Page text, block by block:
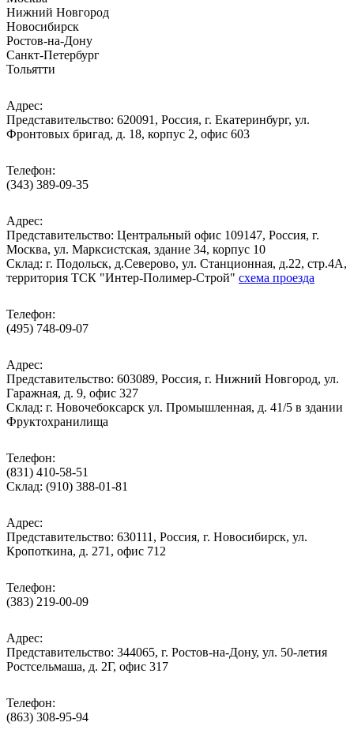
Нижний Новгород
Новосибирск
Ростов-на-Дону
Санкт-Петербург
Тольятти
Адрес:
Представительство: 620091, Россия, г. Екатеринбург, ул.
Фронтовых бригад, д. 18, корпус 2, офис 603
Телефон:
(343) 389-09-35
Адрес:
Представительство: Центральный офис 109147, Россия, г.
Москва, ул. Марксистская, здание 34, корпус 10
Cклад: г. Подольск, д.Северово, ул. Станционная, д.22, стр.4А,
территория ТСК "Интер-Полимер-Строй" схема проезда
Телефон:
(495) 748-09-07
Адрес:
Представительство: 603089, Россия, г. Нижний Новгород, ул.
Гаражная, д. 9, офис 327
Склад: г. Новочебоксарск ул. Промышленная, д. 41/5 в здании
Фруктохранилища
Телефон:
(831) 410-58-51
Склад: (910) 388-01-81
Адрес:
Представительство: 630111, Россия, г. Новосибирск, ул.
Кропоткина, д. 271, офис 712
Телефон:
(383) 219-00-09
Адрес:
Представительство: 344065, г. Ростов-на-Дону, ул. 50-летия
Ростсельмаша, д. 2Г, офис 317
Телефон:
(863) 308-95-94